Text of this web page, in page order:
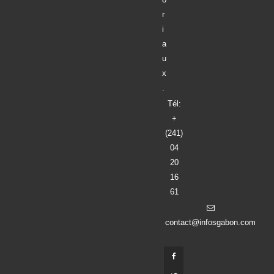
r
i
a
u
x
Tél:
+
(241)
04
20
16
61
contact@infosgabon.com